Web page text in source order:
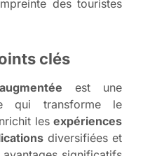
des touristes
clés
est une
qui transforme le
lesexpériences
diversifiées et